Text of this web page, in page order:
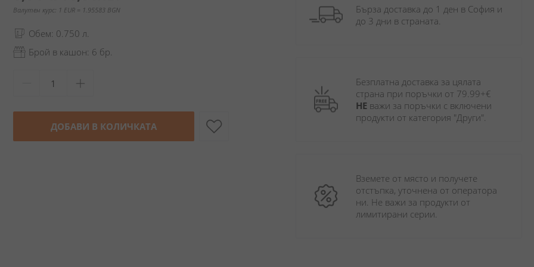
Валутен курс: 1 EUR = 1.95583 BGN
Обем: 0.750 л.
Брой в кашон: 6 бр.
ДОБАВИ В КОЛИЧКАТА
Бърза доставка до 1 ден в София и
до 3 дни в страната.
Безплатна доставка за цялата
НЕ важи за поръчки с включени
продукти от категория "Други".
Вземете от място и получете
отстъпка, уточнена от оператора
ни. Не важи за продукти от
лимитирани серии.